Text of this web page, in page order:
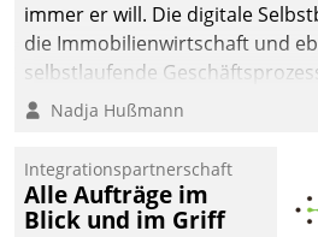
immer er will. Die digitale
die Immobilienwirtschaft und
selbstlaufende
Kunde und smart der
Nadja Hußmann
Integrationspartnerschaft
Alle Aufträge im
Blick und im Griff